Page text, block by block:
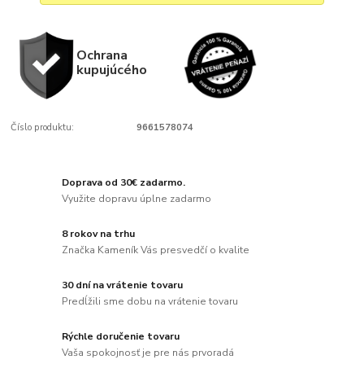
Ochrana
kupujúcého
Číslo produktu: 9661578074
Doprava od 30€ zadarmo.
Využite dopravu úplne zadarmo
8 rokov na trhu
Značka Kameník Vás presvedčí o kvalite
30 dní na vrátenie tovaru
Predĺžili sme dobu na vrátenie tovaru
Rýchle doručenie tovaru
Vaša spokojnosť je pre nás prvoradá